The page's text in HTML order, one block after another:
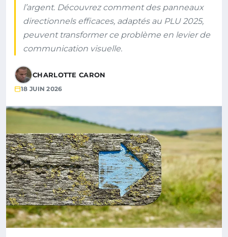
l’argent. Découvrez comment des panneaux
directionnels efficaces, adaptés au PLU 2025,
peuvent transformer ce problème en levier de
communication visuelle.
CHARLOTTE CARON
18 JUIN 2026